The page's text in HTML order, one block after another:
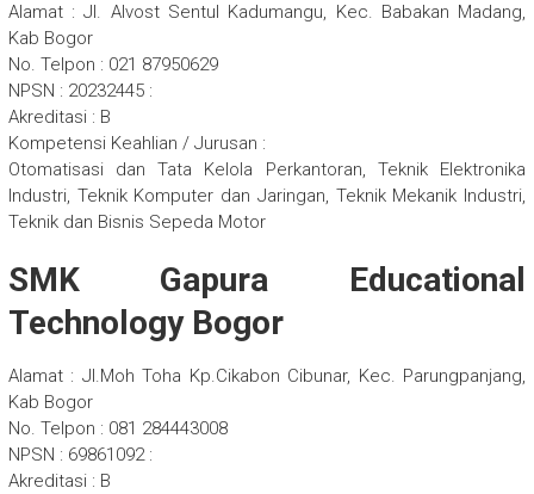
Alamat : Jl. Alvost Sentul Kadumangu, Kec. Babakan Madang,
Kab Bogor
No. Telpon : 021 87950629
NPSN : 20232445 :
Akreditasi : B
Kompetensi Keahlian / Jurusan :
Otomatisasi dan Tata Kelola Perkantoran, Teknik Elektronika
Industri, Teknik Komputer dan Jaringan, Teknik Mekanik Industri,
Teknik dan Bisnis Sepeda Motor
SMK Gapura Educational
Technology Bogor
Alamat : Jl.Moh Toha Kp.Cikabon Cibunar, Kec. Parungpanjang,
Kab Bogor
No. Telpon : 081 284443008
NPSN : 69861092 :
Akreditasi : B